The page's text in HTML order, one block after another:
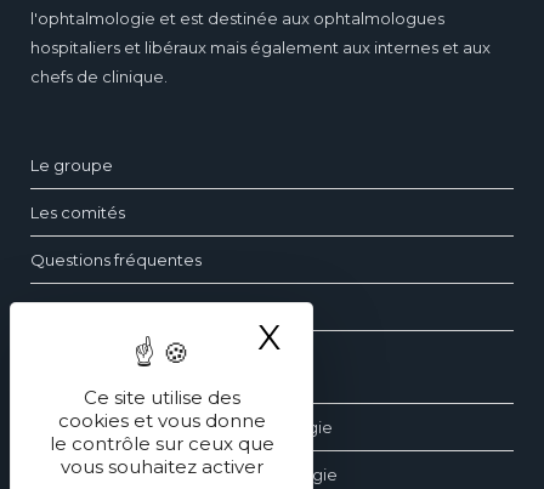
Ce site utilise des
cookies et vous donne
le contrôle sur ceux que
vous souhaitez activer
X Masquer le
l'ophtalmologie et est destinée aux ophtalmologues
hospitaliers et libéraux mais également aux internes et aux
chefs de clinique.
Le groupe
Les comités
Questions fréquentes
Contact
Les revues générales d’ophtalmologie
Les éditions spéciales d’ophtalmologie